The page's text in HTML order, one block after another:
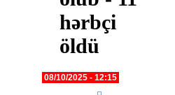
hərbçi
öldü
08/10/2025 - 12:15